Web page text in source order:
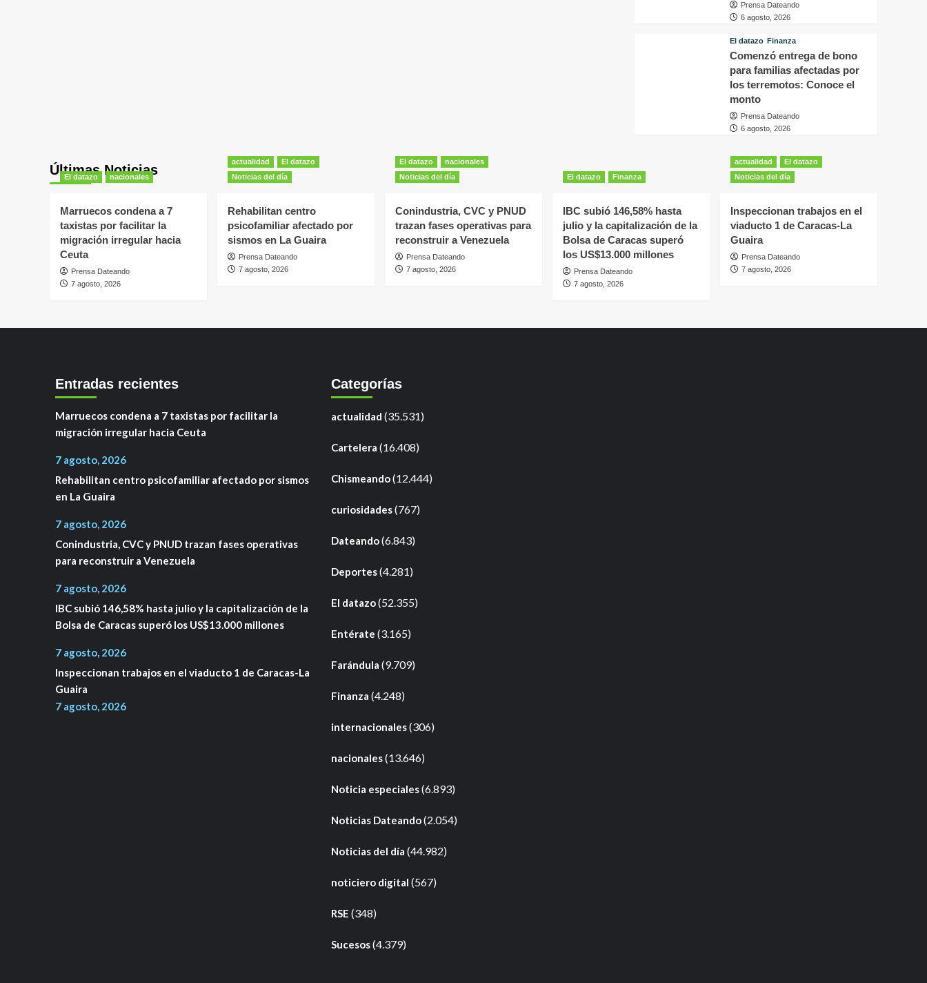
Prensa Dateando
6 agosto, 2026
El datazo Finanza
Comenzó entrega de bono
para familias afectadas por
los terremotos: Conoce el
monto
Prensa Dateando
6 agosto, 2026
Últimas Noticias
El datazo nacionales
Marruecos condena a 7
taxistas por facilitar la
migración irregular hacia
Ceuta
Prensa Dateando
7 agosto, 2026
actualidad
El datazo
Noticias del día
Rehabilitan centro
psicofamiliar afectado por
sismos en La Guaira
Prensa Dateando
7 agosto, 2026
El datazo
nacionales
Noticias del día
Conindustria, CVC y PNUD
trazan fases operativas para
reconstruir a Venezuela
Prensa Dateando
7 agosto, 2026
El datazo Finanza
IBC subió 146,58% hasta
julio y la capitalización de la
Bolsa de Caracas superó
los US$13.000 millones
Prensa Dateando
7 agosto, 2026
actualidad
El datazo
Noticias del día
Inspeccionan trabajos en el
viaducto 1 de Caracas-La
Guaira
Prensa Dateando
7 agosto, 2026
Entradas recientes
Marruecos condena a 7 taxistas por facilitar la
migración irregular hacia Ceuta
7 agosto, 2026
Rehabilitan centro psicofamiliar afectado por sismos
en La Guaira
7 agosto, 2026
Conindustria, CVC y PNUD trazan fases operativas
para reconstruir a Venezuela
7 agosto, 2026
IBC subió 146,58% hasta julio y la capitalización de la
Bolsa de Caracas superó los US$13.000 millones
7 agosto, 2026
Inspeccionan trabajos en el viaducto 1 de Caracas-La
Guaira
7 agosto, 2026
Categorías
actualidad (35.531)
Cartelera (16.408)
Chismeando(12.444)
curiosidades(767)
Dateando(6.843)
Deportes(4.281)
El datazo(52.355)
Entérate (3.165)
Farándula (9.709)
Finanza (4.248)
internacionales(306)
nacionales(13.646)
Noticia especiales(6.893)
Noticias Dateando(2.054)
Noticias del día (44.982)
noticiero digital (567)
RSE (348)
Sucesos(4.379)